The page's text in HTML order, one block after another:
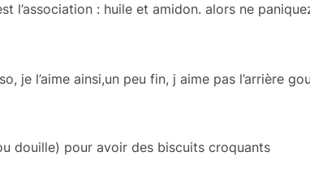
l’association : huile et amidon. alors ne
je l’aime ainsi,un peu fin, j aime pas l’arrière
douille) pour avoir des biscuits croquants